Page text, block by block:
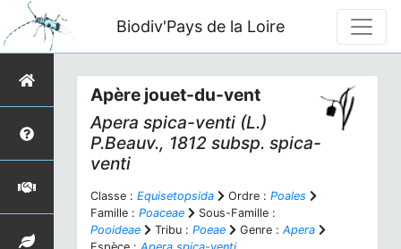
Biodiv'Pays de la Loire
Apère jouet-du-vent
Apera spica-venti (L.)
P.Beauv., 1812 subsp. spica-
venti
Classe : Equisetopsida Ordre : Poales
Famille : Poaceae
Sous-Famille :
Pooideae
Tribu : Poeae Genre : Apera